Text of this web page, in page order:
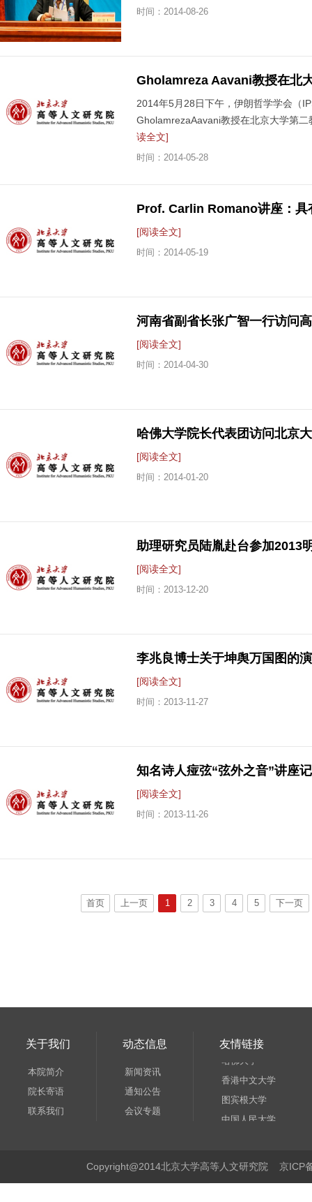
时间： 2014-08-26
Gholamreza Aavani教授在北
2014年5月28日下午，伊朗哲学学会（
GholamrezaAavani教授在北京大学第
读全文]
时间： 2014-05-28
Prof. Carlin Romano讲座：具
[阅读全文]
时间： 2014-05-19
河南省副省长张广智一行访问
[阅读全文]
时间： 2014-04-30
哈佛大学院长代表团访问北京
[阅读全文]
时间： 2014-01-20
助理研究员陆胤赴台参加2013
[阅读全文]
时间： 2013-12-20
李兆良博士关于坤舆万国图的
[阅读全文]
时间： 2013-11-27
知名诗人痖弦“弦外之音”讲座
[阅读全文]
时间： 2013-11-26
首页 上一页 1 2 3 4 5 下一页
关于我们
本院简介
院长寄语
联系我们
动态信息
新闻资讯
通知公告
会议专题
友情链接
图宾根大学
中国人民大学
香港中文大学
北京大学哲学系
Copyright@2014北京大学高等人文研究院 京ICP